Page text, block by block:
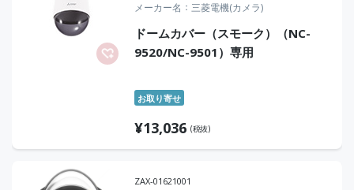
メーカー名 三菱電機(カメラ)
ドームカバー（スモーク）（NC-
9520/NC-9501）専用
お取り寄せ
¥13,036 (税抜)
ZAX-01621001